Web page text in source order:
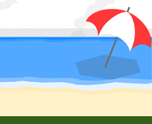
予 約
スクール藤枝校
予 約
詳 細
予 約
8位 9 位